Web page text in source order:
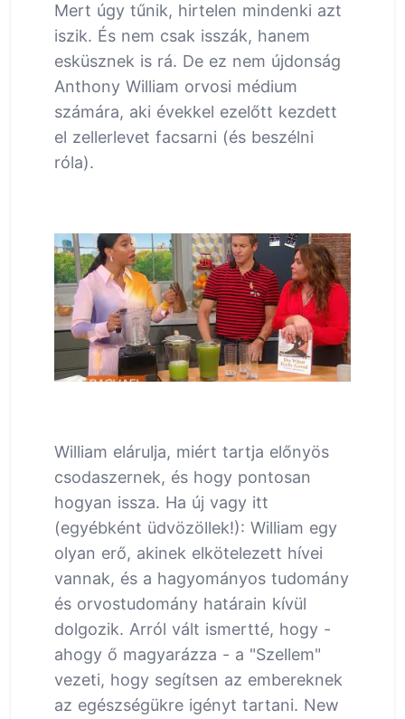
Mert úgy tűnik, hirtelen mindenki azt
iszik. És nem csak isszák, hanem
esküsznek is rá. De ez nem újdonság
Anthony William orvosi médium
számára, aki évekkel ezelőtt kezdett
el zellerlevet facsarni (és beszélni
róla).
William elárulja, miért tartja előnyös
csodaszernek, és hogy pontosan
hogyan issza. Ha új vagy itt
(egyébként üdvözöllek!): William egy
olyan erő, akinek elkötelezett hívei
vannak, és a hagyományos tudomány
és orvostudomány határain kívül
dolgozik. Arról vált ismertté, hogy -
ahogy ő magyarázza - a "Szellem"
vezeti, hogy segítsen az embereknek
az egészségükre igényt tartani. New